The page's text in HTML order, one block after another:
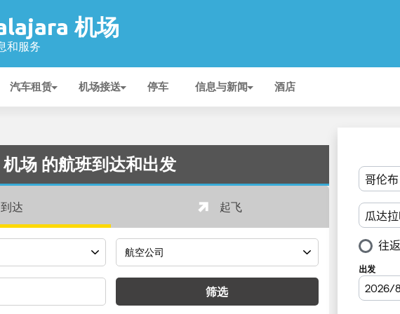
机场
和服务
汽车租赁 机场接送 停车 信息与新闻 酒店
场 的航班到达和出发
到达 起飞
筛选